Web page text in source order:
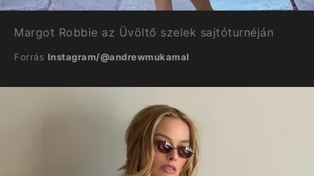
Margot Robbie az Üvöltő szelek sajtóturnéján
Forrás Instagram/@andrewmukamal